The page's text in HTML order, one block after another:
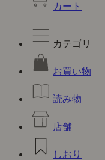
カート
カテゴリ
お買い物
読み物
店舗
しおり